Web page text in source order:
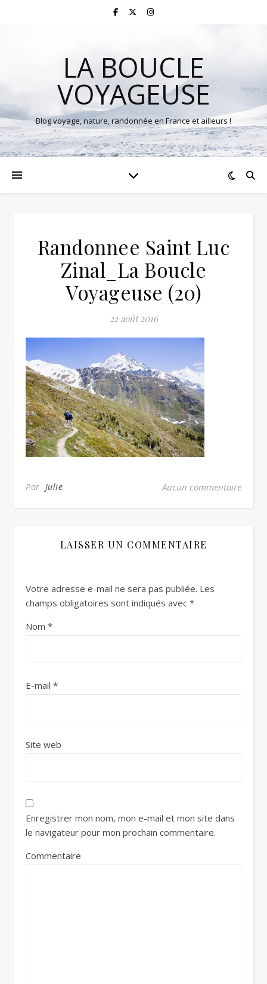
LA BOUCLE
VOYAGEUSE
Blog voyage, nature, randonnée en France et ailleurs !
Randonnee Saint Luc
Zinal_La Boucle
Voyageuse (20)
22 août 2016
Par Julie Aucun commentaire
LAISSER UN COMMENTAIRE
Votre adresse e-mail ne sera pas publiée. Les
champs obligatoires sont indiqués avec *
Nom *
E-mail *
Site web
Enregistrer mon nom, mon e-mail et mon site dans
le navigateur pour mon prochain commentaire.
Commentaire